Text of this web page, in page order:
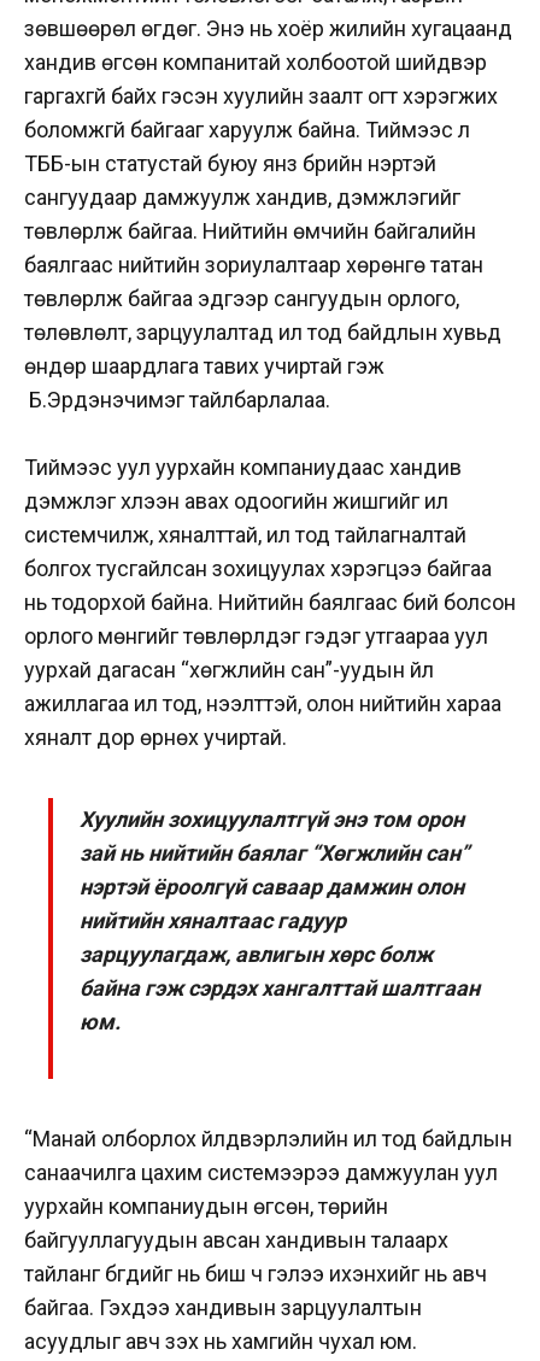
зөвшөөрөл өгдөг. Энэ нь хоёр жилийн хугацаанд
хандив өгсөн компанитай холбоотой шийдвэр
гаргахгүй байх гэсэн хуулийн заалт огт хэрэгжих
боломжгүй байгааг харуулж байна. Тиймээс л
ТББ-ын статустай буюу янз бүрийн нэртэй
сангуудаар дамжуулж хандив, дэмжлэгийг
төвлөрүүлж байгаа. Нийтийн өмчийн байгалийн
баялгаас нийтийн зориулалтаар хөрөнгө татан
төвлөрүүлж байгаа эдгээр сангуудын орлого,
төлөвлөлт, зарцуулалтад ил тод байдлын хувьд
өндөр шаардлага тавих учиртай гэж
Б.Эрдэнэчимэг тайлбарлалаа.
Тиймээс уул уурхайн компаниудаас хандив
дэмжлэг хүлээн авах одоогийн жишгийг илүү
системчилж, хяналттай, ил тод тайлагналтай
болгох тусгайлсан зохицуулах хэрэгцээ байгаа
нь тодорхой байна. Нийтийн баялгаас бий болсон
орлого мөнгийг төвлөрүүлдэг гэдэг утгаараа уул
уурхай дагасан “хөгжлийн сан”-уудын үйл
ажиллагаа ил тод, нээлттэй, олон нийтийн хараа
хяналт дор өрнөх учиртай.
Хуулийн зохицуулалтгүй энэ том орон
зай нь нийтийн баялаг “Хөгжлийн сан”
нэртэй ёроолгүй саваар дамжин олон
нийтийн хяналтаас гадуур
зарцуулагдаж, авлигын хөрс болж
байна гэж сэрдэх хангалттай шалтгаан
юм.
“Манай олборлох үйлдвэрлэлийн ил тод байдлын
санаачилга цахим системээрээ дамжуулан уул
уурхайн компаниудын өгсөн, төрийн
байгууллагуудын авсан хандивын талаарх
тайланг бүгдийг нь биш ч гэлээ ихэнхийг нь авч
байгаа. Гэхдээ хандивын зарцуулалтын
асуудлыг авч үзэх нь хамгийн чухал юм.